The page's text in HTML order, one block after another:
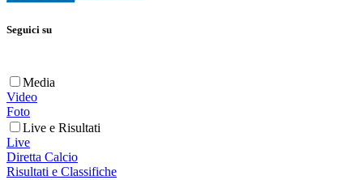
Seguici su
Media
Video
Foto
Live e Risultati
Live
Diretta Calcio
Risultati e Classifiche